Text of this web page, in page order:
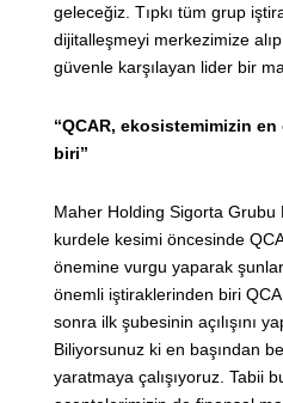
geleceğiz. Tıpkı tüm grup
dijitalleşmeyi merkezimize alıp
güvenle karşılayan lider bir
“QCAR, ekosistemimizin
biri”
Maher Holding Sigorta Grubu
kurdele kesimi öncesinde
önemine vurgu yaparak
önemli iştiraklerinden biri
sonra ilk şubesinin açılışını
Biliyorsunuz ki en başından
yaratmaya çalışıyoruz. Tabii